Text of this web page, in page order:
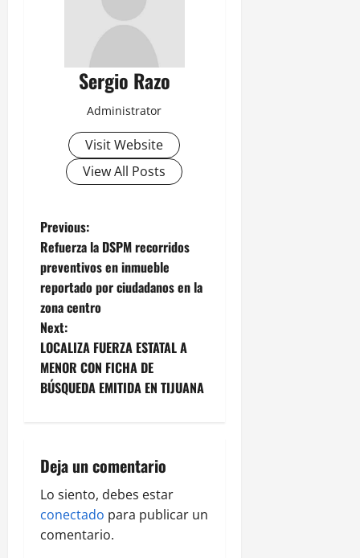
Sergio Razo
Administrator
Visit Website
View All Posts
P
o
s
t
n
a
i
g
a
Previous:
Refuerza la DSPM recorridos
preventivos en inmueble
reportado por ciudadanos en la
zona centro
Next:
LOCALIZA FUERZA ESTATAL A
MENOR CON FICHA DE
BÚSQUEDA EMITIDA EN TIJUANA
Deja un comentario
Lo siento, debes estar
conectado para publicar un
comentario.